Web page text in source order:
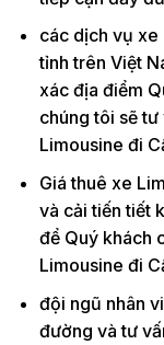
các dịch vụ xe
tỉnh trên Việt
xác địa điểm
chúng tôi sẽ
Limousine đi
Giá thuê xe
và cải tiến tiết
để Quý khách
Limousine đi
đội ngũ nhân
đường và tư